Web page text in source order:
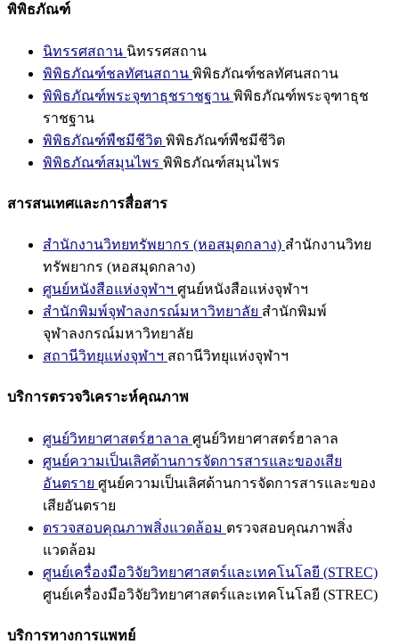
พิพิธภัณฑ์
นิทรรศสถาน นิทรรศสถาน
พิพิธภัณฑ์ชลทัศนสถาน พิพิธภัณฑ์ชลทัศนสถาน
พิพิธภัณฑ์พระจุฑาธุชราชฐาน พิพิธภัณฑ์พระจุฑาธุช
ราชฐาน
พิพิธภัณฑ์พืชมีชีวิต พิพิธภัณฑ์พืชมีชีวิต
พิพิธภัณฑ์สมุนไพร พิพิธภัณฑ์สมุนไพร
สารสนเทศและการสื่อสาร
สำนักงานวิทยทรัพยากร (หอสมุดกลาง) สำนักงานวิทย
ทรัพยากร (หอสมุดกลาง)
ศูนย์หนังสือแห่งจุฬาฯ ศูนย์หนังสือแห่งจุฬาฯ
สำนักพิมพ์จุฬาลงกรณ์มหาวิทยาลัย สำนักพิมพ์
จุฬาลงกรณ์มหาวิทยาลัย
สถานีวิทยุแห่งจุฬาฯ สถานีวิทยุแห่งจุฬาฯ
บริการตรวจวิเคราะห์คุณภาพ
ศูนย์วิทยาศาสตร์ฮาลาล ศูนย์วิทยาศาสตร์ฮาลาล
ศูนย์ความเป็นเลิศด้านการจัดการสารและของเสีย
อันตราย ศูนย์ความเป็นเลิศด้านการจัดการสารและของ
เสียอันตราย
ตรวจสอบคุณภาพสิ่งแวดล้อม ตรวจสอบคุณภาพสิ่ง
แวดล้อม
ศูนย์เครื่องมือวิจัยวิทยาศาสตร์และเทคโนโลยี (STREC)
ศูนย์เครื่องมือวิจัยวิทยาศาสตร์และเทคโนโลยี (STREC)
บริการทางการแพทย์